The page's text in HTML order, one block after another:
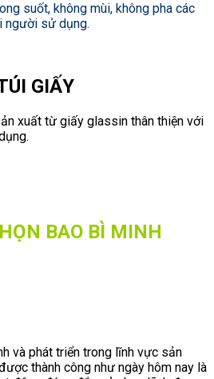
suốt, không mùi, không pha các
người sử dụng.
GIẤY
xuất từ giấy glassin thân thiện với
BAO BÌ MINH
và phát triển trong lĩnh vực sản
thành công như ngày hôm nay là